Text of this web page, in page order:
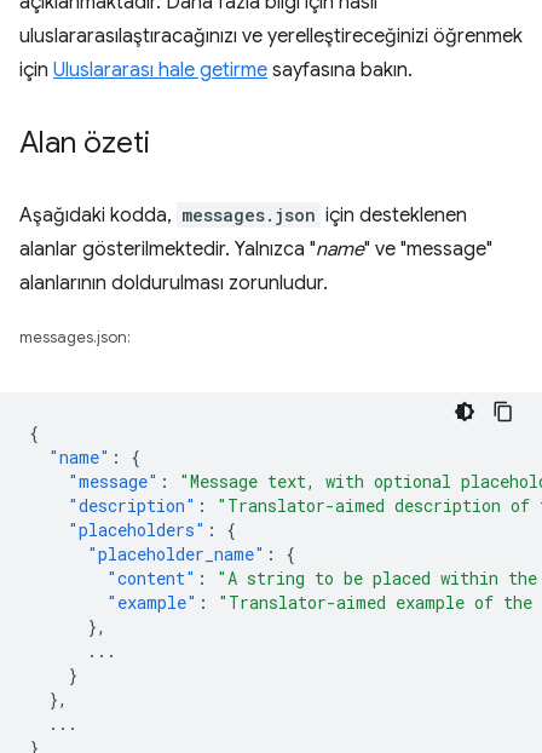
uluslararasılaştıracağınızı ve yerelleştireceğinizi öğrenmek
için Uluslararası hale getirme sayfasına bakın.
Alan özeti
Aşağıdaki kodda, messages.json için desteklenen
alanlar gösterilmektedir. Yalnızca "name" ve "message"
alanlarının doldurulması zorunludur.
messages.json:
{
"name" :
{
"message" :
"Message text, with optional
"description" :
"Translator-aimed description of
"placeholders" :
{
"placeholder_name" :
{
"content" :
"A string to be placed within the
"example" :
"Translator-aimed example of
},
...
}
},
...
}